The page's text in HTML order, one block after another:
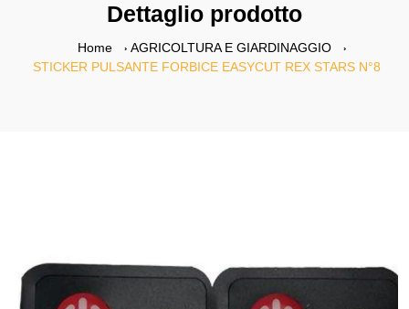
Dettaglio prodotto
Home
AGRICOLTURA E GIARDINAGGIO
STICKER PULSANTE FORBICE EASYCUT REX STARS N°8